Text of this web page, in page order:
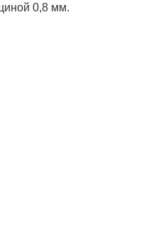
0,8 мм.